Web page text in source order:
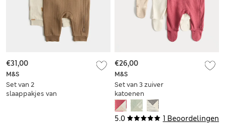
M&S
Set van 2
slaappakjes van
€31,00
5.0 1 Beoordelingen
M&S
Set van 3 zuiver
katoenen
slaappakjes met
wafelstructuur (3,2
kg-3 jaar)
€26,00